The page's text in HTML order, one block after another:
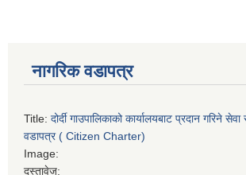
नागरिक वडापत्र
Title: दोर्दी गाउपालिकाको कार्यालयबाट प्रदान गरिने
वडापत्र ( Citizen Charter)
Image:
दस्तावेज: